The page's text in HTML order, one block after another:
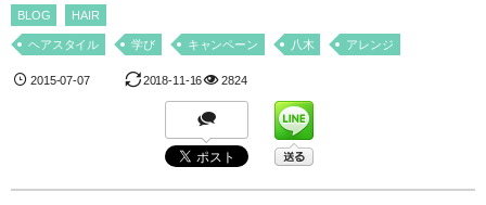
BLOG HAIR
ヘアスタイル 学び キャンペーン 八木 アレンジ
2015-07-07 2018-11-16 2824